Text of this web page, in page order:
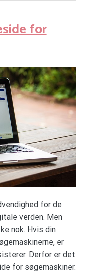
for
for de
verden. Men
nok. Hvis din
er
Derfor er det
for søgemaskiner.